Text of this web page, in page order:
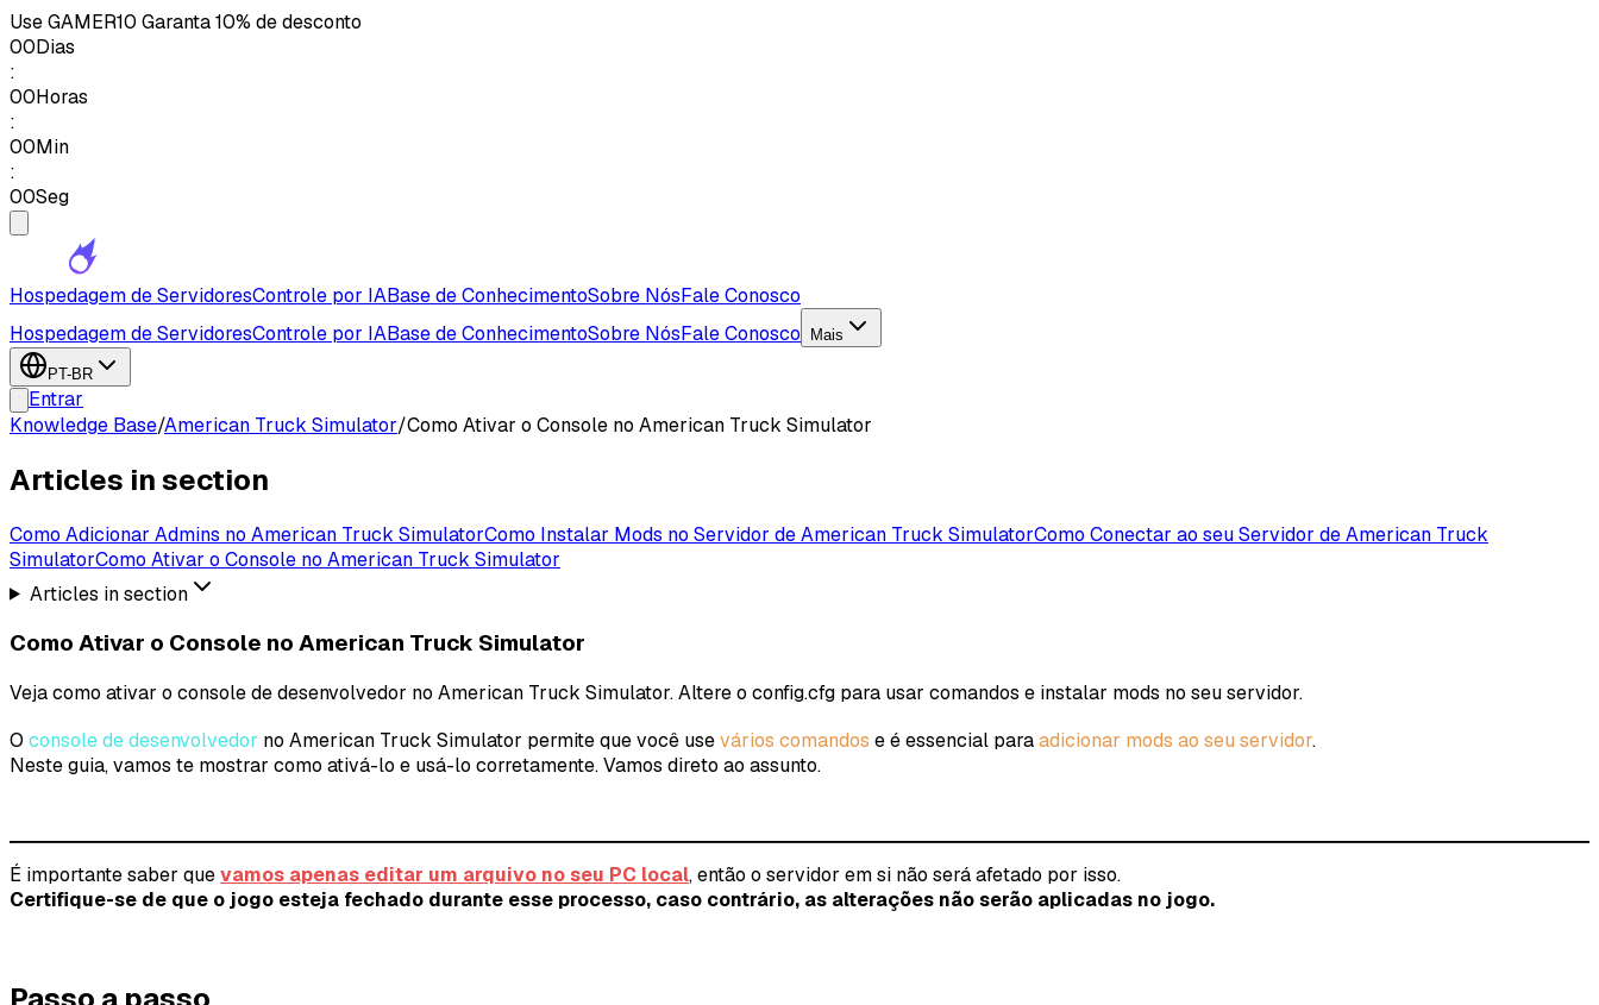
UseGAMER10 Garanta 10% de desconto
00Dias
:
00Horas
:
00Min
:
00Seg
Hospedagem de ServidoresControle por IABase de ConhecimentoSobre NósFale Conosco
Hospedagem de ServidoresControle por IABase de ConhecimentoSobre NósFale Conosco Mais
PT-BR
Entrar
Knowledge Base/American Truck Simulator/Como Ativar o Console no American Truck Simulator
Articles in section
Como Adicionar Admins no American Truck SimulatorComo Instalar Mods no Servidor de American Truck SimulatorComo Conectar ao seu Servidor de American Truck
SimulatorComo Ativar o Console no American Truck Simulator
Articles in section
Como Ativar o Console no American Truck Simulator
Veja como ativar o console de desenvolvedor no American Truck Simulator. Altere o config.cfg para usar comandos e instalar mods no seu servidor.
O console de desenvolvedor no American Truck Simulator permite que você usevários comandos e é essencial paraadicionar mods ao seu servidor.
Neste guia, vamos te mostrar como ativá-lo e usá-lo corretamente. Vamos direto ao assunto.
É importante saber quevamos apenas editar um arquivo no seu PC local, então o servidor em si não será afetado por isso.
Certifique-se de que o jogo esteja fechado durante esse processo, caso contrário, as alterações não serão aplicadas no jogo.